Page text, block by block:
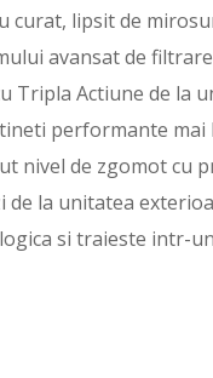
curat, lipsit de
avansat de
Tripla Actiune de la
performante mai
nivel de zgomot cu
de la unitatea
si traieste intr-